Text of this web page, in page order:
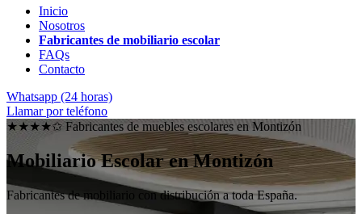
Inicio
Nosotros
Fabricantes de mobiliario escolar
FAQs
Contacto
Whatsapp (24 horas)
Llamar por teléfono
★★★★✩ Fabricantes de muebles escolares en Montizón
Mobiliario Escolar enMontizón
Fabricantes de mobiliario con distribución a toda España.